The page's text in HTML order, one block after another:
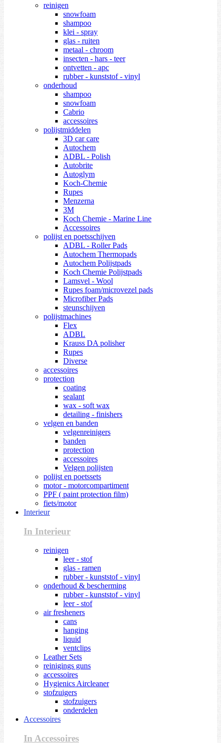
reinigen
snowfoam
shampoo
klei - spray
glas - ruiten
metaal - chroom
insecten - hars - teer
ontvetten - apc
rubber - kunststof - vinyl
onderhoud
shampoo
snowfoam
Cabrio
accessoires
polijstmiddelen
3D car care
Autochem
ADBL - Polish
Autobrite
Autoglym
Koch-Chemie
Rupes
Menzerna
3M
Koch Chemie - Marine Line
Accessoires
polijst en poetsschijven
ADBL - Roller Pads
Autochem Thermopads
Autochem Polijstpads
Koch Chemie Polijstpads
Lamsvel - Wool
Rupes foam/microvezel pads
Microfiber Pads
steunschijven
polijstmachines
Flex
ADBL
Krauss DA polisher
Rupes
Diverse
accessoires
protection
coating
sealant
wax - soft wax
detailing - finishers
velgen en banden
velgenreinigers
banden
protection
accessoires
Velgen polijsten
polijst en poetssets
motor - motorcompartiment
PPF ( paint protection film)
fiets/motor
Interieur
In Interieur
reinigen
leer - stof
glas - ramen
rubber - kunststof - vinyl
onderhoud & bescherming
rubber - kunststof - vinyl
leer - stof
air fresheners
cans
hanging
liquid
ventclips
Leather Sets
reinigings guns
accessoires
Hygienics Aircleaner
stofzuigers
stofzuigers
onderdelen
Accessoires
In Accessoires